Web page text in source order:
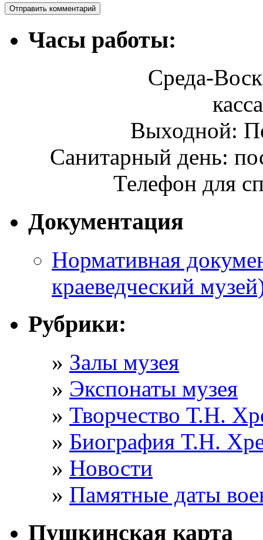
Часы работы:
Среда-
Выходной:
Санитарный день:
Телефон для
Документация
Нормативная
краеведческий
Рубрики:
Залы музея
Экспонаты музея
Творчество Т.Н.
Биография Т.Н.
Новости
Памятные даты
Пушкинская карта